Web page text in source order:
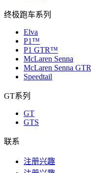
终极跑车系列
Elva
P1™
P1 GTR™
McLaren Senna
McLaren Senna GTR
Speedtail
GT系列
GT
GTS
联系
注册兴趣